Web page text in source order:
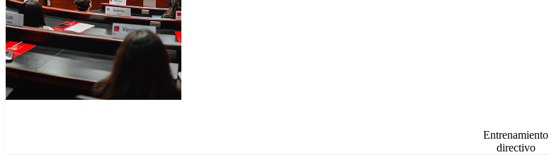
Entrenamiento
directivo